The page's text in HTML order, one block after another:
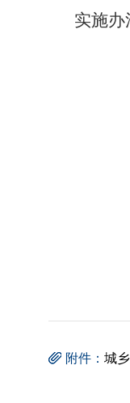
实施办
附件： 城